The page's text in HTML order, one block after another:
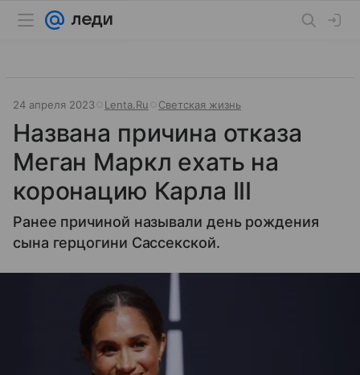
24 апреля 2023 Lenta.Ru Светская жизнь
Названа причина отказа
Меган Маркл ехать на
коронацию Карла III
Ранее причиной называли день рождения
сына герцогини Сассекской.